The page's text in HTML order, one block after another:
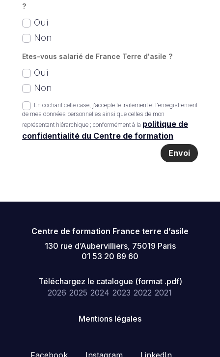
?
Oui
Non
Etes-vous salarié de France Terre d'asile ?
Oui
Non
En cochant cette case, j'accepte le traitement et l'enregistrement
de mes données personnelles ainsi que celles de mon
représentant hiérarchique ; conformément à la politique de
confidentialité du Centre de formation
Envoi
Centre de formation France terre d’asile
130 rue d’Aubervilliers, 75019 Paris
01 53 20 89 60
Téléchargez le catalogue (format .pdf)
2026 2025 2024 2023 2022 2021
Mentions légales
Facebook Instagram LinkedIn